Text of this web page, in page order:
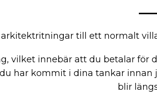
till ett normalt
vilket innebär att du betalar
har kommit i dina tankar
blir